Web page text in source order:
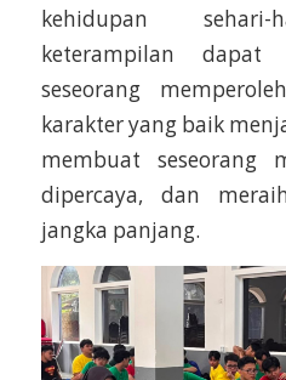
kehidupan sehari-
keterampilan dapat
seseorang
karakter yang baik
membuat seseorang
dipercaya, dan
jangka panjang.